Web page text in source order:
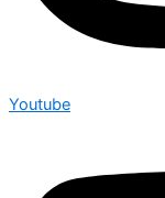
Youtube